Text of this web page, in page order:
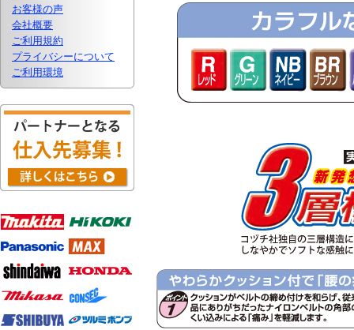
お客様の声
会社概要
ご利用規約
プライバシーについて
ご利用環境